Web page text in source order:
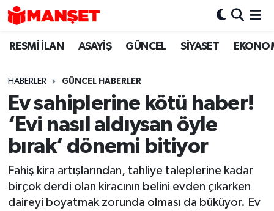
RESMİ İLAN ASAYİŞ GÜNCEL SİYASET
HABERLER GÜNCEL HABERLER
Ev sahiplerine kötü haber!
‘Evi nasıl aldıysan öyle
bırak’ dönemi bitiyor
Fahiş kira artışlarından, tahliye taleplerine kadar
birçok derdi olan kiracının belini evden çıkarken
daireyi boyatmak zorunda olması da büküyor. Ev
Hava Durumu
Trafik Durumu
Süper Lig Puan Durumu ve Fikstür
Tüm Manşetler
Son Dakika Haberleri
Haber Arşivi